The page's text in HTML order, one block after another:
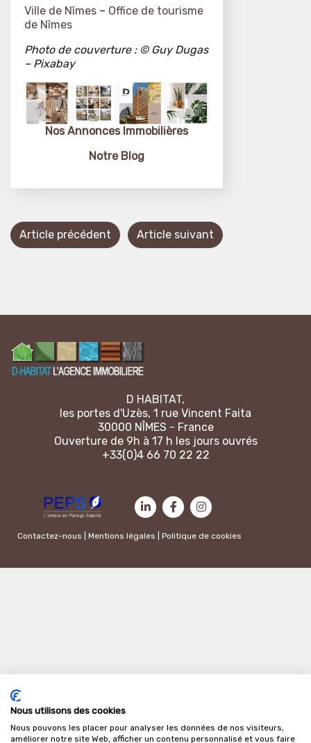
Ville de Nîmes – Office de tourisme
de Nîmes
Photo de couverture : © Guy Dugas
– Pixabay
Nos Annonces Immobilières
Notre Blog
Article précédent Article suivant
D HABITAT,
les portes d'Uzès, 1 rue Vincent Faita
30000 NÎMES - France
Ouverture de 9h à 17 h les jours ouvrés
+33(0)4 66 70 22 22
Contactez-nous |Mentions légales |Politique de cookies
Nous utilisons des cookies
Nous pouvons les placer pour analyser les données de nos visiteurs,
améliorer notre site Web, afficher un contenu personnalisé et vous faire